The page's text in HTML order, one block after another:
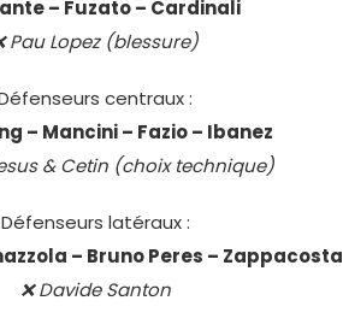
– Fuzato – Cardinali
Pau Lopez (blessure)
centraux :
– Mancini – Fazio – Ibanez
& Cetin (choix technique)
Défenseurs latéraux :
– Bruno Peres – Zappacosta
❌ Davide Santon